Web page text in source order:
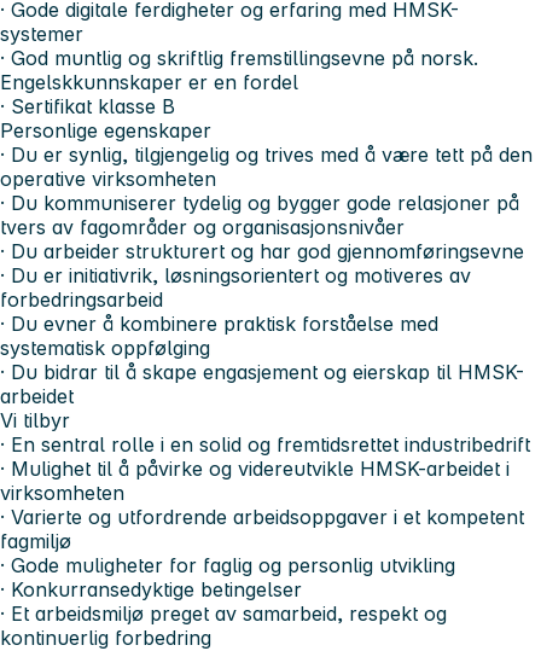
· Gode digitale ferdigheter og erfaring med HMSK-
systemer
· God muntlig og skriftlig fremstillingsevne på norsk.
Engelskkunnskaper er en fordel
· Sertifikat klasse B
Personlige egenskaper
· Du er synlig, tilgjengelig og trives med å være tett på den
operative virksomheten
· Du kommuniserer tydelig og bygger gode relasjoner på
tvers av fagområder og organisasjonsnivåer
· Du arbeider strukturert og har god gjennomføringsevne
· Du er initiativrik, løsningsorientert og motiveres av
forbedringsarbeid
· Du evner å kombinere praktisk forståelse med
systematisk oppfølging
· Du bidrar til å skape engasjement og eierskap til HMSK-
arbeidet
Vi tilbyr
· En sentral rolle i en solid og fremtidsrettet industribedrift
· Mulighet til å påvirke og videreutvikle HMSK-arbeidet i
virksomheten
· Varierte og utfordrende arbeidsoppgaver i et kompetent
fagmiljø
· Gode muligheter for faglig og personlig utvikling
· Konkurransedyktige betingelser
· Et arbeidsmiljø preget av samarbeid, respekt og
kontinuerlig forbedring